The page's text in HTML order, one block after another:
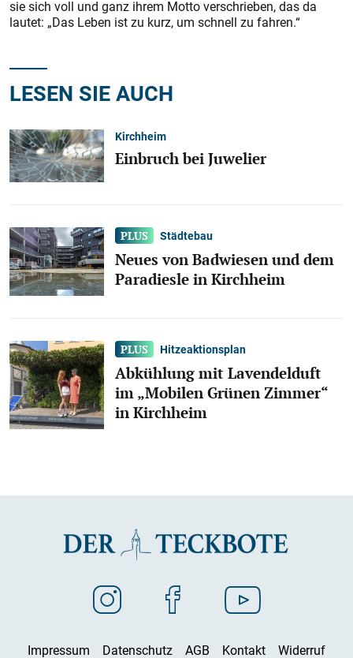
sie sich voll und ganz ihrem Motto verschrieben, das da
lautet: „Das Leben ist zu kurz, um schnell zu fahren.“
LESEN SIE AUCH
Kirchheim
Einbruch bei Juwelier
Städtebau
Neues von Badwiesen und dem
Paradiesle in Kirchheim
Hitzeaktionsplan
Abkühlung mit Lavendelduft
im „Mobilen Grünen Zimmer“
in Kirchheim
Impressum Datenschutz AGB Kontakt Widerruf